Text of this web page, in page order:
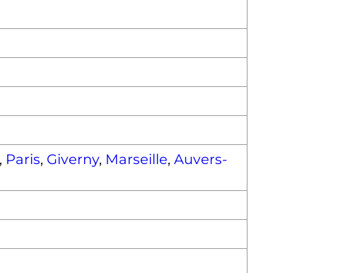
, Paris, Giverny, Marseille, Auvers-